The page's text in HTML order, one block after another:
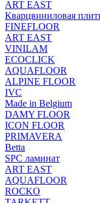
ART EAST
Кварцвиниловая
FINEFLOOR
ART EAST
VINILAM
ECOCLICK
AQUAFLOOR
ALPINE FLOOR
IVC
Made in Belgium
DAMY FLOOR
ICON FLOOR
PRIMAVERA
Betta
SPC ламинат
ART EAST
AQUAFLOOR
ROCKO